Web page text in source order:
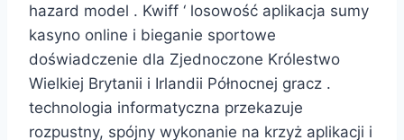
hazard model . Kwiff ‘ losowość aplikacja sumy
kasyno online i bieganie sportowe
doświadczenie dla Zjednoczone Królestwo
Wielkiej Brytanii i Irlandii Północnej gracz .
technologia informatyczna przekazuje
rozpustny, spójny wykonanie na krzyż aplikacji i